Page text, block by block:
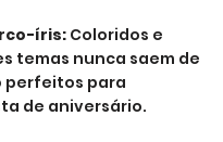
íris: Coloridos e
temas nunca saem de
perfeitos para
de aniversário.